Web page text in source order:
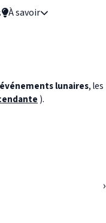
À savoir
événements lunaires, les
).
›